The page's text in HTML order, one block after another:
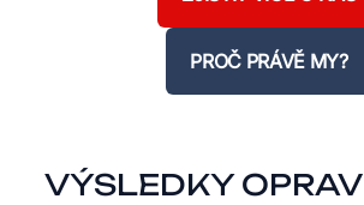
PROČ PRÁVĚ MY?
VÝSLEDKY OPRAV